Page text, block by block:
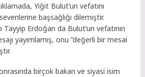
Yiğit Bulut’un vefatını
başsağlığı dilemiştir.
Tayyip Erdoğan da Bulut’un vefatının
yayımlamış, onu “değerli bir mesai
birçok bakan ve siyasi isim